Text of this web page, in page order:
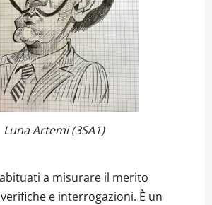
Luna Artemi (3SA1)
a misurare il merito
e interrogazioni. È un